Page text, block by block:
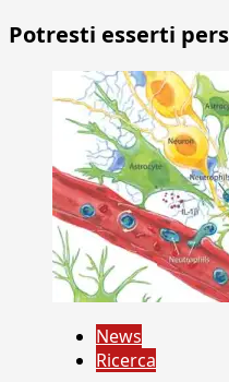
Potresti esserti
News
Ricerca